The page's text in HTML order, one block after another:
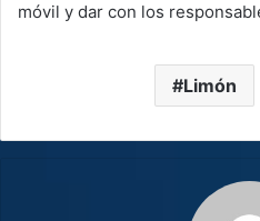
móvil y dar con los
Limón